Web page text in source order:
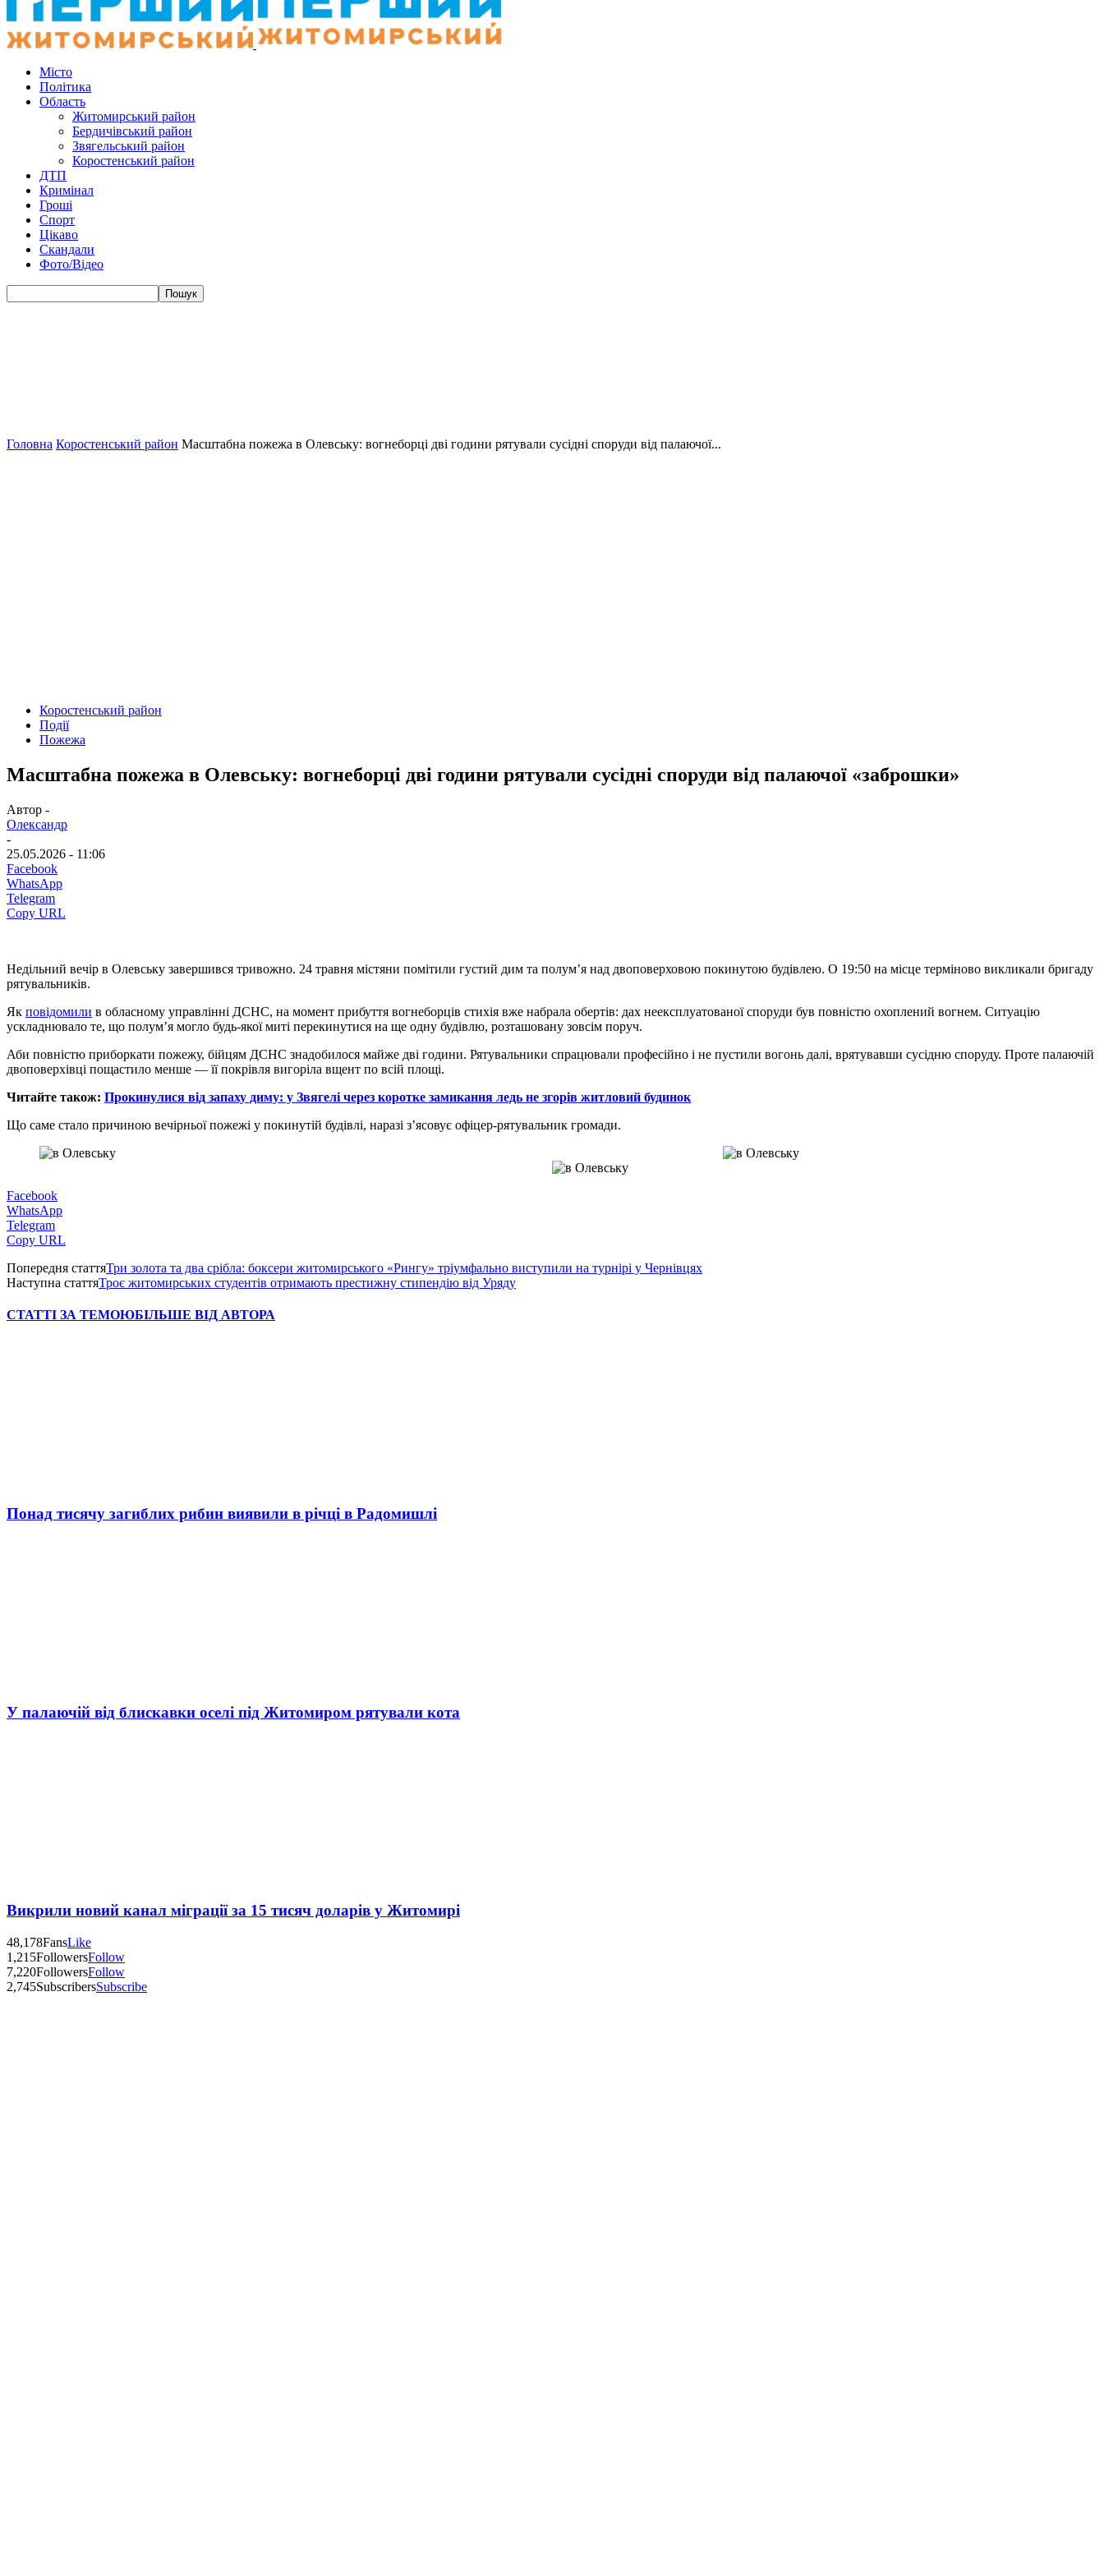
Місто
Політика
Область
Житомирський район
Бердичівський район
Звягельський район
Коростенський район
ДТП
Кримінал
Гроші
Спорт
Цікаво
Скандали
Фото/Відео
Головна Коростенський район Масштабна пожежа в Олевську: вогнеборці дві години рятували сусідні споруди від палаючої...
Коростенський район
Події
Пожежа
Масштабна пожежа в Олевську: вогнеборці дві години рятували сусідні споруди від палаючої «заброшки»
Автор -
Олександр
-
25.05.2026 - 11:06
Facebook
WhatsApp
Telegram
Copy URL
Недільний вечір в Олевську завершився тривожно. 24 травня містяни помітили густий дим та полум’я над двоповерховою покинутою будівлею. О 19:50 на місце терміново викликали бригаду
рятувальників.
Як повідомили в обласному управлінні ДСНС, на момент прибуття вогнеборців стихія вже набрала обертів: дах неексплуатованої споруди був повністю охоплений вогнем. Ситуацію
ускладнювало те, що полум’я могло будь-якої миті перекинутися на ще одну будівлю, розташовану зовсім поруч.
Аби повністю приборкати пожежу, бійцям ДСНС знадобилося майже дві години. Рятувальники спрацювали професійно і не пустили вогонь далі, врятувавши сусідню споруду. Проте палаючій
двоповерхівці пощастило менше — її покрівля вигоріла вщент по всій площі.
Читайте також: Прокинулися від запаху диму: у Звягелі через коротке замикання ледь не згорів житловий будинок
Що саме стало причиною вечірньої пожежі у покинутій будівлі, наразі з’ясовує офіцер-рятувальник громади.
Facebook
WhatsApp
Telegram
Copy URL
Попередня статтяТри золота та два срібла: боксери житомирського «Рингу» тріумфально виступили на турнірі у Чернівцях
Наступна статтяТроє житомирських студентів отримають престижну стипендію від Уряду
СТАТТІ ЗА ТЕМОЮБІЛЬШЕ ВІД АВТОРА
Понад тисячу загиблих рибин виявили в річці в Радомишлі
У палаючій від блискавки оселі під Житомиром рятували кота
Викрили новий канал міграції за 15 тисяч доларів у Житомирі
48,178FansLike
1,215FollowersFollow
7,220FollowersFollow
2,745SubscribersSubscribe